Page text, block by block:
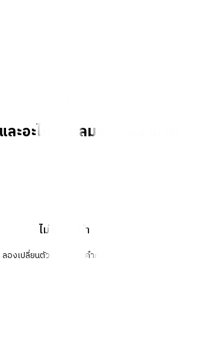
ะอะไหล่พัดลมระบายอากาศ
ไม่พบสินค้า
ลองเปลี่ยนตัวกรองหรือคำค้นหาใหม่